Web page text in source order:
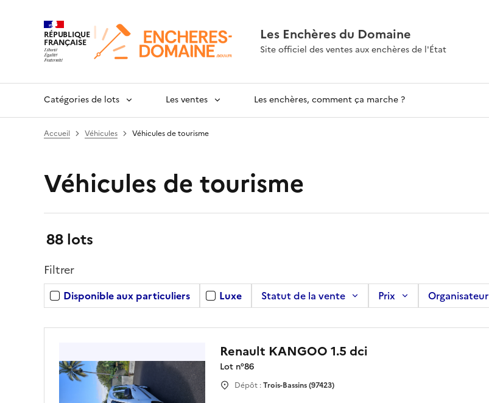
RÉPUBLIQUE
FRANÇAISE Les Enchères du Domaine
Site officiel des ventes aux enchères de l'État
Catégories de lots Les ventes Les enchères, comment ça marche ?
Accueil Véhicules Véhicules de tourisme
Véhicules de tourisme
Résultats:
88 lots
Filtrer
Disponible aux particuliers Luxe Statut de la vente Prix Organisateur
Renault KANGOO 1.5 dci
Lot n°86
Dépôt :Trois-Bassins (97423)